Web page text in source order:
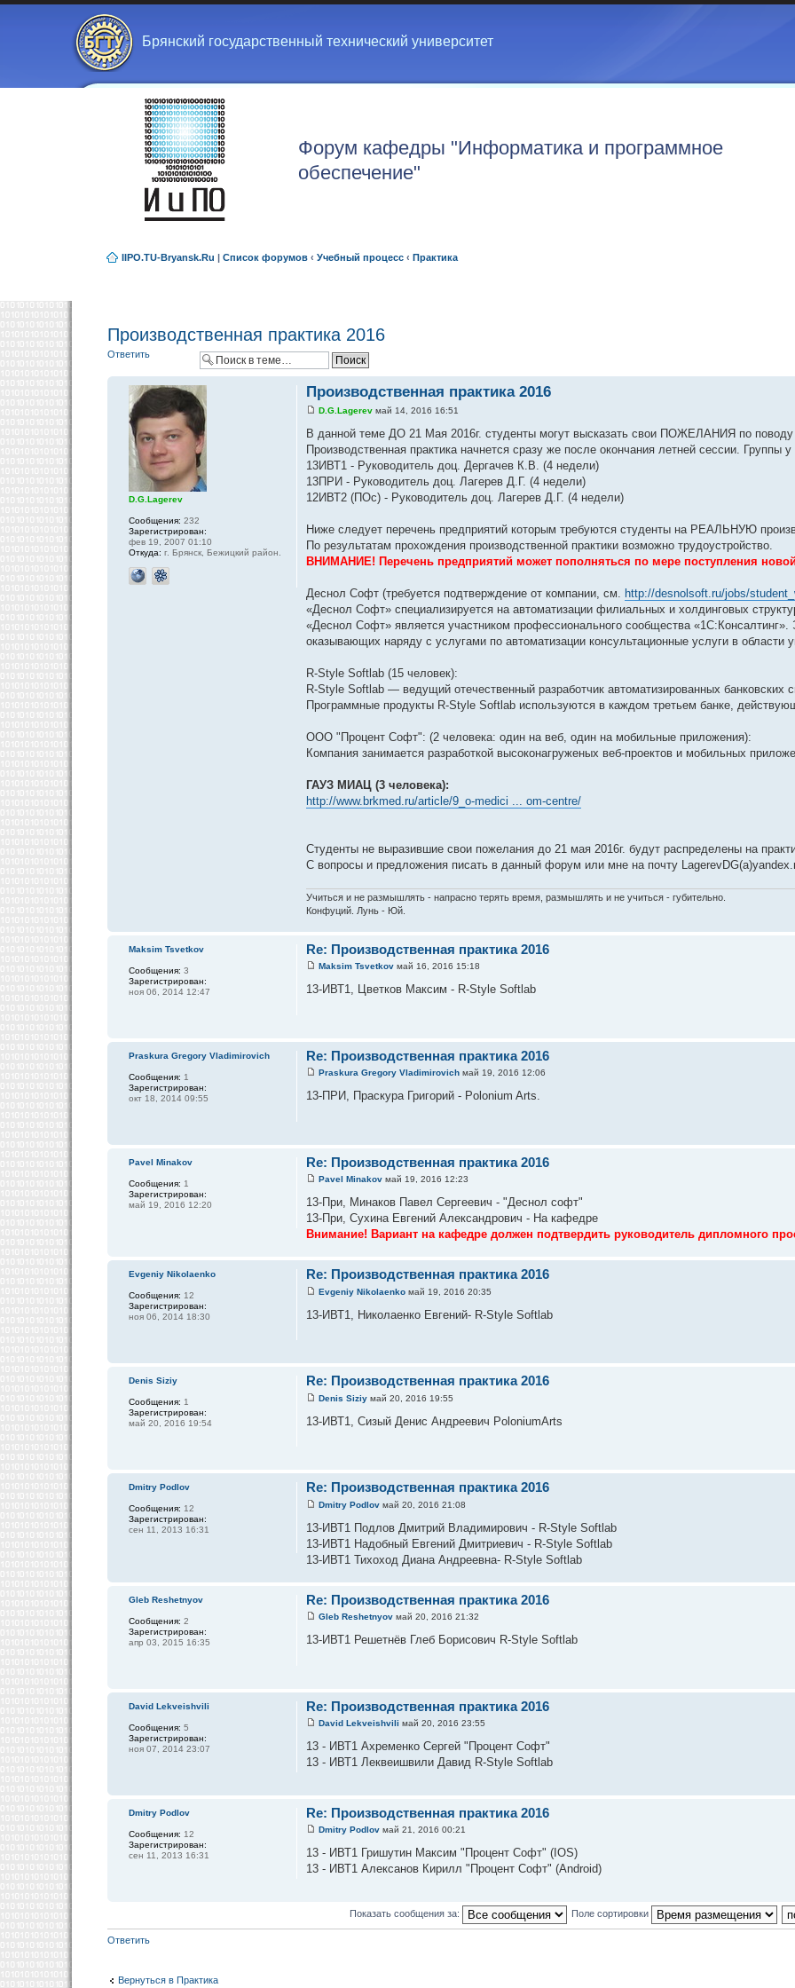
Брянский государственный технический университет
Форум кафедры "Информатика и программное
обеспечение"
IIPO.TU-Bryansk.Ru | Список форумов ‹ Учебный процесс ‹ Практика
Производственная практика 2016
Ответить
Производственная практика 2016
D.G.Lagerev май 14, 2016 16:51
В данной теме ДО 21 Мая 2016г. студенты могут высказать свои ПОЖЕЛАНИЯ по поводу
Производственная практика начнется сразу же после окончания летней сессии. Группы
13ИВТ1 - Руководитель доц. Дергачев К.В. (4 недели)
13ПРИ - Руководитель доц. Лагерев Д.Г. (4 недели)
12ИВТ2 (ПОс) - Руководитель доц. Лагерев Д.Г. (4 недели)
Ниже следует перечень предприятий которым требуются студенты на РЕАЛЬНУЮ
По результатам прохождения производственной практики возможно трудоустройство.
ВНИМАНИЕ! Перечень предприятий может пополняться по мере поступления
Деснол Софт (требуется подтверждение от компании, см. http://desnolsoft.ru/jobs/
«Деснол Софт» специализируется на автоматизации филиальных и холдинговых
«Деснол Софт» является участником профессионального сообщества
оказывающих наряду с услугами по автоматизации консультационные услуги в области
R-Style Softlab (15 человек):
R-Style Softlab — ведущий отечественный разработчик автоматизированных
Программные продукты R-Style Softlab используются в каждом третьем банке,
ООО "Процент Софт": (2 человека: один на веб, один на мобильные приложения):
Компания занимается разработкой высоконагруженых веб-проектов и мобильных
ГАУЗ МИАЦ (3 человека):
http://www.brkmed.ru/article/9_o-medici ... om-centre/
Студенты не выразившие свои пожелания до 21 мая 2016г. будут распределены на
С вопросы и предложения писать в данный форум или мне на почту
Учиться и не размышлять - напрасно терять время, размышлять и не учиться - губительно.
Конфуций. Лунь - Юй.
D.G.Lagerev
Сообщения: 232
Зарегистрирован:
фев 19, 2007 01:10
Откуда: г. Брянск, Бежицкий район.
Re: Производственная практика 2016
Maksim Tsvetkov май 16, 2016 15:18
13-ИВТ1, Цветков Максим - R-Style Softlab
Maksim Tsvetkov
Сообщения: 3
Зарегистрирован:
ноя 06, 2014 12:47
Re: Производственная практика 2016
Praskura Gregory Vladimirovich май 19, 2016 12:06
13-ПРИ, Праскура Григорий - Polonium Arts.
Praskura Gregory Vladimirovich
Сообщения: 1
Зарегистрирован:
окт 18, 2014 09:55
Re: Производственная практика 2016
Pavel Minakov май 19, 2016 12:23
13-При, Минаков Павел Сергеевич - "Деснол софт"
13-При, Сухина Евгений Александрович - На кафедре
Внимание! Вариант на кафедре должен подтвердить руководитель дипломного
Pavel Minakov
Сообщения: 1
Зарегистрирован:
май 19, 2016 12:20
Re: Производственная практика 2016
Evgeniy Nikolaenko май 19, 2016 20:35
13-ИВТ1, Николаенко Евгений- R-Style Softlab
Evgeniy Nikolaenko
Сообщения: 12
Зарегистрирован:
ноя 06, 2014 18:30
Re: Производственная практика 2016
Denis Siziy май 20, 2016 19:55
13-ИВТ1, Сизый Денис Андреевич PoloniumArts
Denis Siziy
Сообщения: 1
Зарегистрирован:
май 20, 2016 19:54
Re: Производственная практика 2016
Dmitry Podlov май 20, 2016 21:08
13-ИВТ1 Подлов Дмитрий Владимирович - R-Style Softlab
13-ИВТ1 Надобный Евгений Дмитриевич - R-Style Softlab
13-ИВТ1 Тихоход Диана Андреевна- R-Style Softlab
Dmitry Podlov
Сообщения: 12
Зарегистрирован:
сен 11, 2013 16:31
Re: Производственная практика 2016
Gleb Reshetnyov май 20, 2016 21:32
13-ИВТ1 Решетнёв Глеб Борисович R-Style Softlab
Gleb Reshetnyov
Сообщения: 2
Зарегистрирован:
апр 03, 2015 16:35
Re: Производственная практика 2016
David Lekveishvili май 20, 2016 23:55
13 - ИВТ1 Ахременко Сергей "Процент Софт"
13 - ИВТ1 Леквеишвили Давид R-Style Softlab
David Lekveishvili
Сообщения: 5
Зарегистрирован:
ноя 07, 2014 23:07
Re: Производственная практика 2016
Dmitry Podlov май 21, 2016 00:21
13 - ИВТ1 Гришутин Максим "Процент Софт" (IOS)
13 - ИВТ1 Алексанов Кирилл "Процент Софт" (Android)
Dmitry Podlov
Сообщения: 12
Зарегистрирован:
сен 11, 2013 16:31
Показать сообщения за: Поле сортировки
Ответить
Вернуться в Практика